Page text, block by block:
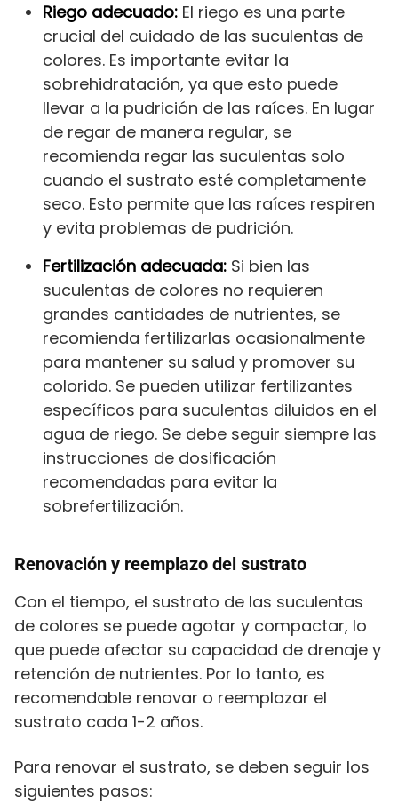
Riego adecuado: El riego es una parte
crucial del cuidado de las suculentas de
colores. Es importante evitar la
sobrehidratación, ya que esto puede
llevar a la pudrición de las raíces. En lugar
de regar de manera regular, se
recomienda regar las suculentas solo
cuando el sustrato esté completamente
seco. Esto permite que las raíces respiren
y evita problemas de pudrición.
Fertilización adecuada: Si bien las
suculentas de colores no requieren
grandes cantidades de nutrientes, se
recomienda fertilizarlas ocasionalmente
para mantener su salud y promover su
colorido. Se pueden utilizar fertilizantes
específicos para suculentas diluidos en el
agua de riego. Se debe seguir siempre las
instrucciones de dosificación
recomendadas para evitar la
sobrefertilización.
Renovación y reemplazo del sustrato
Con el tiempo, el sustrato de las suculentas
de colores se puede agotar y compactar, lo
que puede afectar su capacidad de drenaje y
retención de nutrientes. Por lo tanto, es
recomendable renovar o reemplazar el
sustrato cada 1-2 años.
Para renovar el sustrato, se deben seguir los
siguientes pasos: